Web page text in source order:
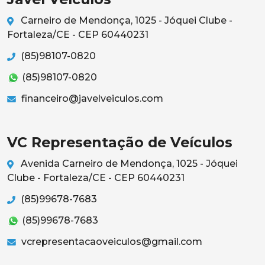
Carneiro de Mendonça, 1025 - Jóquei Clube -
Fortaleza/CE - CEP 60440231
(85)98107-0820
(85)98107-0820
financeiro@javelveiculos.com
VC Representação de Veículos
Avenida Carneiro de Mendonça, 1025 - Jóquei
Clube - Fortaleza/CE - CEP 60440231
(85)99678-7683
(85)99678-7683
vcrepresentacaoveiculos@gmail.com